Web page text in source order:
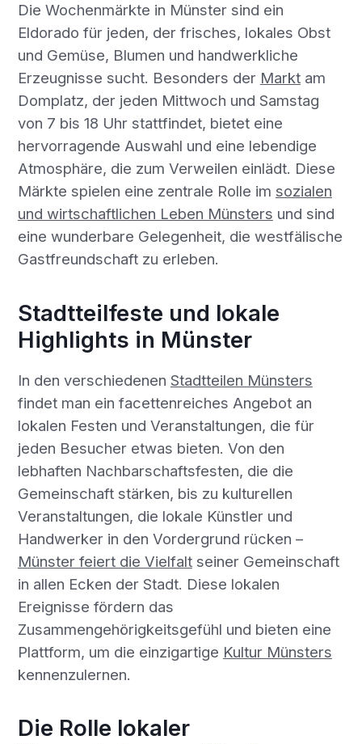
Die Wochenmärkte in Münster sind ein
Eldorado für jeden, der frisches, lokales Obst
und Gemüse, Blumen und handwerkliche
Erzeugnisse sucht. Besonders der Marktam
Domplatz, der jeden Mittwoch und Samstag
von 7 bis 18 Uhr stattfindet, bietet eine
hervorragende Auswahl und eine lebendige
Atmosphäre, die zum Verweilen einlädt. Diese
Märkte spielen eine zentrale Rolle im sozialen
und wirtschaftlichen Leben Münsters und sind
eine wunderbare Gelegenheit, die westfälische
Gastfreundschaft zu erleben.
Stadtteilfeste und lokale
Highlights in Münster
In den verschiedenen Stadtteilen Münsters
findet man ein facettenreiches Angebot an
lokalen Festen und Veranstaltungen, die für
jeden Besucher etwas bieten. Von den
lebhaften Nachbarschaftsfesten, die die
Gemeinschaft stärken, bis zu kulturellen
Veranstaltungen, die lokale Künstler und
Handwerker in den Vordergrund rücken –
Münster feiert die Vielfaltseiner Gemeinschaft
in allen Ecken der Stadt. Diese lokalen
Ereignisse fördern das
Zusammengehörigkeitsgefühl und bieten eine
Plattform, um die einzigartige Kultur Münsters
kennenzulernen.
Die Rolle lokaler